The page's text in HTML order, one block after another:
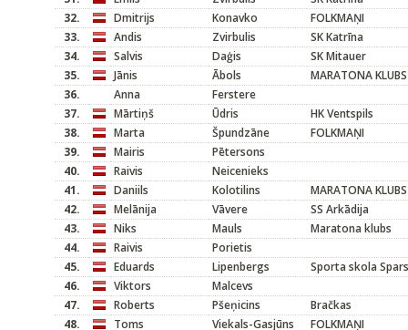
32.
Dmitrijs Konavko
FOLKMAŅI
33.
Andis Zvirbulis
SK Katrīna
34.
Salvis Daģis
SK Mitauer
35.
Jānis Ābols
MARATONA KLUBS
36.
Anna
Ferstere
37.
Mārtiņš Ūdris
HK Ventspils
38.
Marta Špundzāne
FOLKMAŅI
39.
Mairis
Pētersons
40.
Raivis
Neicenieks
41.
Daniils Kolotilins
MARATONA KLUBS
42.
Melānija Vāvere
SS Arkādija
43.
Niks Mauls
Maratona klubs
44.
Raivis
Porietis
45.
Eduards Lipenbergs
Sporta skola Spars
46.
Viktors
Malcevs
47.
Roberts Pšeņicins
Bračkas
48.
Toms Viekals-Gasjūns
FOLKMAŅI